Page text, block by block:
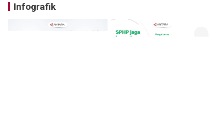
Infografik